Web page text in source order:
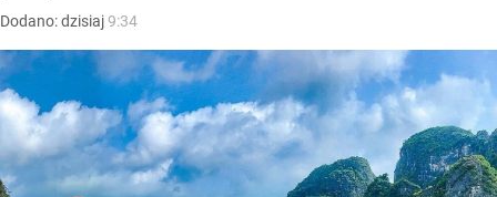
Dodano:dzisiaj9:34